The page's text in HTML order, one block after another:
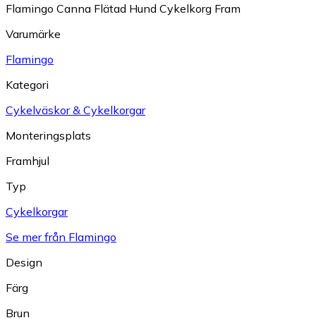
Flamingo Canna Flätad Hund Cykelkorg Fram
Varumärke
Flamingo
Kategori
Cykelväskor & Cykelkorgar
Monteringsplats
Framhjul
Typ
Cykelkorgar
Se mer från Flamingo
Design
Färg
Brun